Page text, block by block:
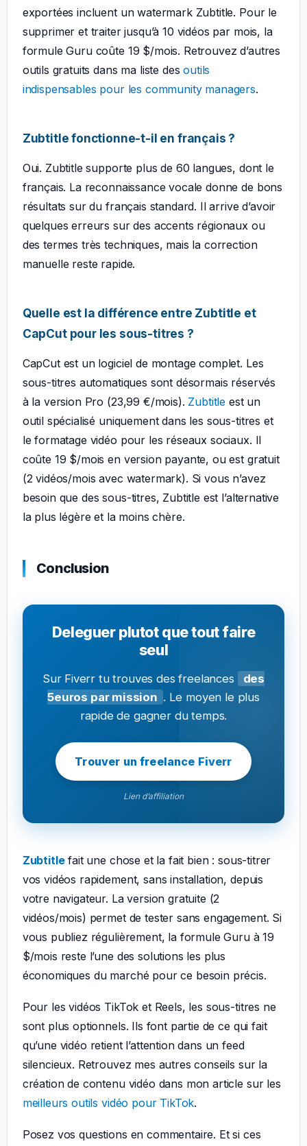
exportées incluent un watermark Zubtitle. Pour le
supprimer et traiter jusqu’à 10 vidéos par mois, la
formule Guru coûte 19 $/mois. Retrouvez d’autres
outils gratuits dans ma liste desoutils
indispensables pour les community managers.
Zubtitle fonctionne-t-il en français ?
Oui. Zubtitle supporte plus de 60 langues, dont le
français. La reconnaissance vocale donne de bons
résultats sur du français standard. Il arrive d’avoir
quelques erreurs sur des accents régionaux ou
des termes très techniques, mais la correction
manuelle reste rapide.
Quelle est la différence entre Zubtitle et
CapCut pour les sous-titres ?
CapCut est un logiciel de montage complet. Les
sous-titres automatiques sont désormais réservés
à la version Pro (23,99 €/mois). Zubtitle est un
outil spécialisé uniquement dans les sous-titres et
le formatage vidéo pour les réseaux sociaux. Il
coûte 19 $/mois en version payante, ou est gratuit
(2 vidéos/mois avec watermark). Si vous n’avez
besoin que des sous-titres, Zubtitle est l’alternative
la plus légère et la moins chère.
Conclusion
Deleguer plutot que tout faire
seul
Sur Fiverr tu trouves des freelances
des
5euros par mission . Le moyen le plus
rapide de gagner du temps.
Trouver un freelance Fiverr
Lien d’affiliation
Zubtitlefait une chose et la fait bien : sous-titrer
vos vidéos rapidement, sans installation, depuis
votre navigateur. La version gratuite (2
vidéos/mois) permet de tester sans engagement. Si
vous publiez régulièrement, la formule Guru à 19
$/mois reste l’une des solutions les plus
économiques du marché pour ce besoin précis.
Pour les vidéos TikTok et Reels, les sous-titres ne
sont plus optionnels. Ils font partie de ce qui fait
qu’une vidéo retient l’attention dans un feed
silencieux. Retrouvez mes autres conseils sur la
création de contenu vidéo dans mon article sur les
meilleurs outils vidéo pour TikTok.
Posez vos questions en commentaire. Et si ces